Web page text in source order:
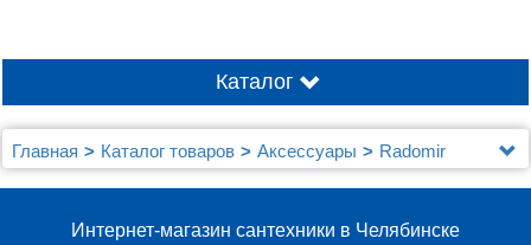
Каталог
Главная Каталог товаров Аксессуары Radomir
Интернет-магазин сантехники в Челябинске